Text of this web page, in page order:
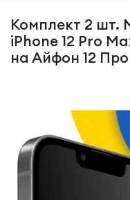
Комплект 2 шт. Матовая пленка для
iPhone 12 Pro
на Айфон 12